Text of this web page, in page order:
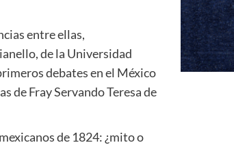
entre ellas,
de la Universidad
debates en el México
de Fray Servando Teresa de
de 1824: ¿mito o